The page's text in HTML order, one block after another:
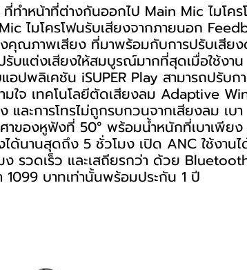
ทำหน้าที่ต่างกันออกไป Main Mic ไมโคร
ไมโครโฟนรับเสียงจากภายนอก
คุณภาพเสียง ที่มาพร้อมกับการปรับเสีย
บแต่งเสียงให้สมบูรณ์มากที่สุดเมื่อใช้งาน
ปพลิเคชัน iSUPER Play สามารถปรับก
มใจ เทคโนโลยีตัดเสียงลม Adaptive
ละการโทรไม่ถูกรบกวนจากเสียงลม เบา
าของหูฟังที่ 50° พร้อมน้ำหนักที่เบาเพีย
ด้นานสุดถึง 5 ชั่วโมง เปิด ANC ใช้งาน
ง รวดเร็ว และเสถียรกว่า ด้วย
บาทเท่านั้นพร้อมประกัน 1 ปี